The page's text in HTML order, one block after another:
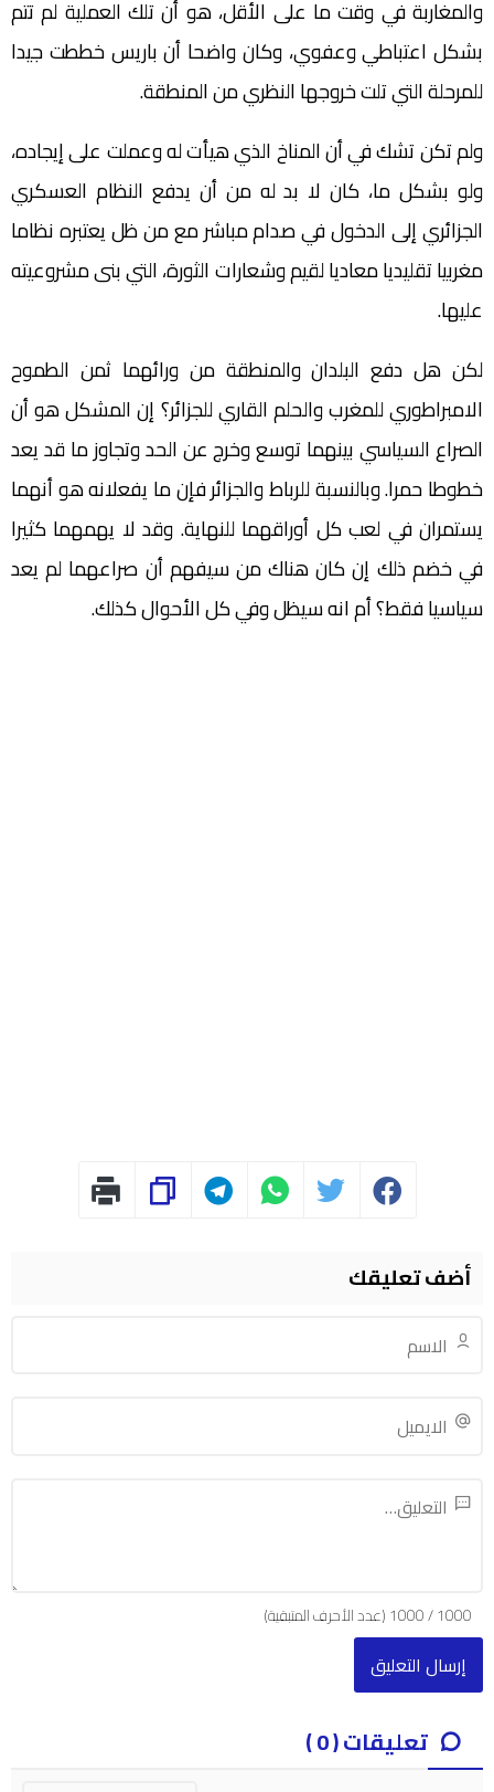
والمغاربة في وقت ما على الأقل، هو أن تلك العملية لم تتم
بشكل اعتباطي وعفوي، وكان واضحا أن باريس خططت جيدا
للمرحلة التي تلت خروجها النظري من المنطقة.
ولم تكن تشك في أن المناخ الذي هيأت له وعملت على إيجاده،
ولو بشكل ما، كان لا بد له من أن يدفع النظام العسكري
الجزائري إلى الدخول في صدام مباشر مع من ظل يعتبره نظاما
مغربيا تقليديا معاديا لقيم وشعارات الثورة، التي بنى مشروعيته
عليها.
لكن هل دفع البلدان والمنطقة من ورائهما ثمن الطموح
الامبراطوري للمغرب والحلم القاري للجزائر؟ إن المشكل هو أن
الصراع السياسي بينهما توسع وخرج عن الحد وتجاوز ما قد يعد
خطوطا حمرا. وبالنسبة للرباط والجزائر فإن ما يفعلانه هو أنهما
يستمران في لعب كل أوراقهما للنهاية. وقد لا يهمهما كثيرا
في خضم ذلك إن كان هناك من سيفهم أن صراعهما لم يعد
سياسيا فقط؟ أم انه سيظل وفي كل الأحوال كذلك.
أضف تعليقك
1000
/
1000(عدد الأحرف المتبقية)
تعليقات ( 0 )